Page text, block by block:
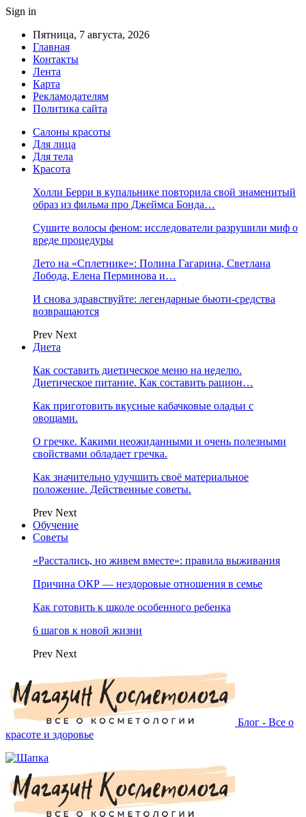
Sign in
Пятница, 7 августа, 2026
Главная
Контакты
Лента
Карта
Рекламодателям
Политика сайта
Салоны красоты
Для лица
Для тела
Красота
Холли Берри в купальнике повторила свой знаменитый
образ из фильма про Джеймса Бонда…
Сушите волосы феном: исследователи разрушили миф о
вреде процедуры
Лето на «Сплетнике»: Полина Гагарина, Светлана
Лобода, Елена Перминова и…
И снова здравствуйте: легендарные бьюти-средства
возвращаются
Prev Next
Диета
Как составить диетическое меню на неделю.
Диетическое питание. Как составить рацион…
Как приготовить вкусные кабачковые оладьи с
овощами.
О гречке. Какими неожиданными и очень полезными
свойствами обладает гречка.
Как значительно улучшить своё материальное
положение. Действенные советы.
Prev Next
Обучение
Советы
«Расстались, но живем вместе»: правила выживания
Причина ОКР — нездоровые отношения в семье
Как готовить к школе особенного ребенка
6 шагов к новой жизни
Prev Next
Блог - Все о
красоте и здоровье